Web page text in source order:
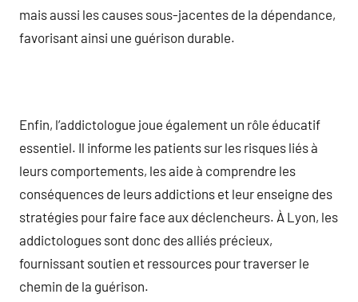
mais aussi les causes sous-jacentes de la dépendance,
favorisant ainsi une guérison durable.
Enfin, l’addictologue joue également un rôle éducatif
essentiel. Il informe les patients sur les risques liés à
leurs comportements, les aide à comprendre les
conséquences de leurs addictions et leur enseigne des
stratégies pour faire face aux déclencheurs. À Lyon, les
addictologues sont donc des alliés précieux,
fournissant soutien et ressources pour traverser le
chemin de la guérison.